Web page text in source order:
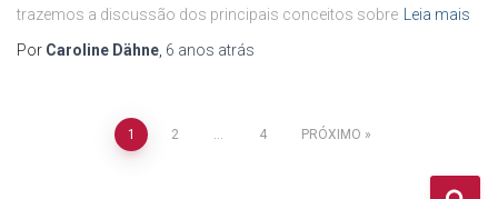
trazemos a discussão dos principais conceitos sobre
Leia mais
Por Caroline Dähne 6 anos atrás
Navegação
por
1 2 … 4 PRÓXIMO